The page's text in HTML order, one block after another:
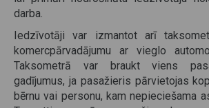
darba.
Iedzīvotāji var izmantot arī
komercpārvadājumu ar vieglo
Taksometrā var braukt viens
gadījumus, ja pasažieris pārvietojas
bērnu vai personu, kam nepieciešama